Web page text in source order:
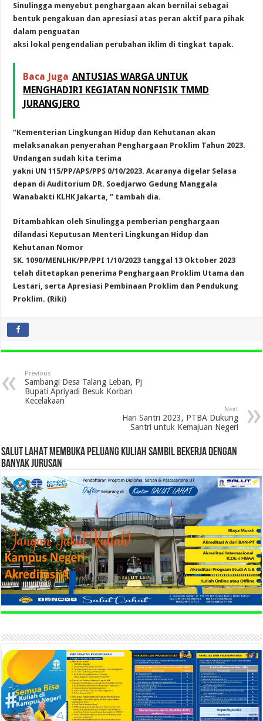
Sinulingga menyebut penghargaan akan bernilai sebagai
bentuk pengakuan dan apresiasi atas peran aktif para pihak
dalam penguatan
aksi lokal pengendalian perubahan iklim di tingkat tapak.
Baca Juga ANTUSIAS WARGA UNTUK
MENGHADIRI KEGIATAN NONFISIK TMMD
JURANGJERO
“Kementerian Lingkungan Hidup dan Kehutanan akan
melaksanakan penyerahan Penghargaan Proklim Tahun 2023.
Undangan sudah kita terima
yakni UN 115/PP/APS/PPS 0/10/2023. Acaranya digelar Selasa
depan di Auditorium DR. Soedjarwo Gedung Manggala
Wanabakti KLHK Jakarta, ” tambah dia.
Ditambahkan oleh Sinulingga pemberian penghargaan
dilandasi Keputusan Menteri Lingkungan Hidup dan
Kehutanan Nomor
SK. 1090/MENLHK/PP/PPI 1/10/2023 tanggal 13 Oktober 2023
telah ditetapkan penerima Penghargaan Proklim Utama dan
Lestari, serta Apresiasi Pembinaan Proklim dan Pendukung
Proklim. (Riki)
Previous
Sambangi Desa Talang Leban, Pj
Bupati Apriyadi Besuk Korban
Kecelakaan
Next
Hari Santri 2023, PTBA Dukung
Santri untuk Kemajuan Negeri
SALUT LAHAT MEMBUKA PELUANG KULIAH SAMBIL BEKERJA DENGAN
BANYAK JURUSAN